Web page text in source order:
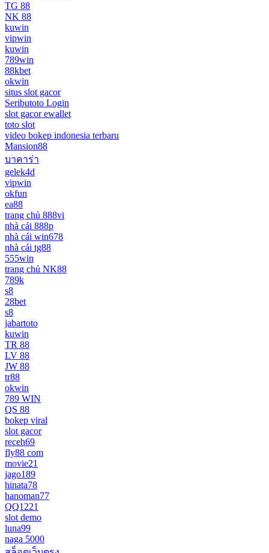
TG 88
NK 88
kuwin
vipwin
kuwin
789win
88kbet
okwin
situs slot gacor
Seributoto Login
slot gacor ewallet
toto slot
video bokep indonesia terbaru
Mansion88
บาคาร่า
gelek4d
vipwin
okfun
ea88
trang chủ 888vi
nhà cái 888p
nhà cái win678
nhà cái tg88
555win
trang chủ NK88
789k
s8
28bet
s8
jabartoto
kuwin
TR 88
LV 88
JW 88
tr88
okwin
789 WIN
QS 88
bokep viral
slot gacor
receh69
fly88 com
movie21
jago189
hinata78
hanoman77
QQ1221
slot demo
luna99
naga 5000